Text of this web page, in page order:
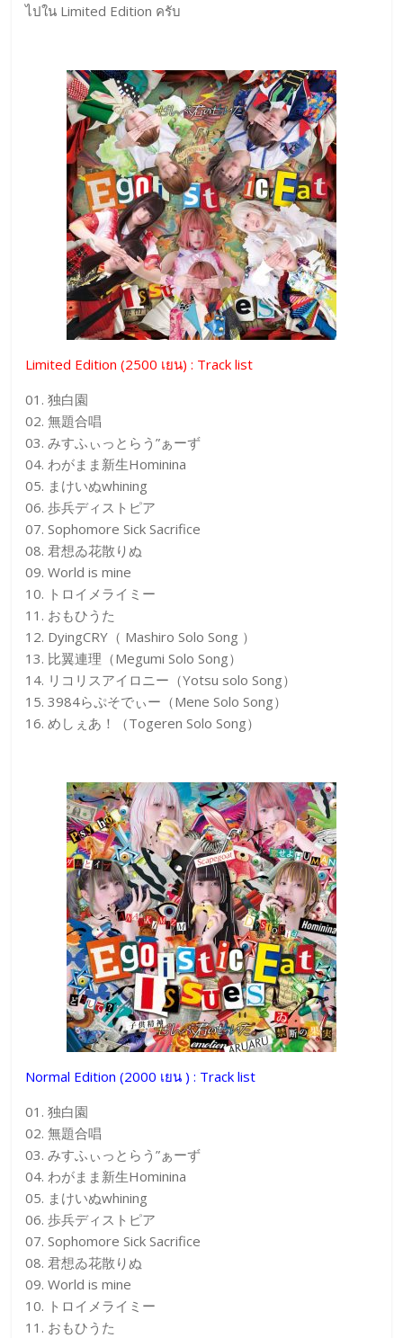
ไปใน Limited Edition ครับ
Limited Edition (2500 เยน) : Track list
01. 独白園
02. 無題合唱
03. みすふぃっとらう”ぁーず
04. わがまま新生Hominina
05. まけいぬwhining
06. 歩兵ディストピア
07. Sophomore Sick Sacrifice
08. 君想ゐ花散りぬ
09. World is mine
10. トロイメライミー
11. おもひうた
12. DyingCRY（ Mashiro Solo Song ）
13. 比翼連理（Megumi Solo Song）
14. リコリスアイロニー（Yotsu solo Song）
15. 3984らぷそでぃー（Mene Solo Song）
16. めしぇあ！（Togeren Solo Song）
Normal Edition (2000 เยน ) : Track list
01. 独白園
02. 無題合唱
03. みすふぃっとらう”ぁーず
04. わがまま新生Hominina
05. まけいぬwhining
06. 歩兵ディストピア
07. Sophomore Sick Sacrifice
08. 君想ゐ花散りぬ
09. World is mine
10. トロイメライミー
11. おもひうた